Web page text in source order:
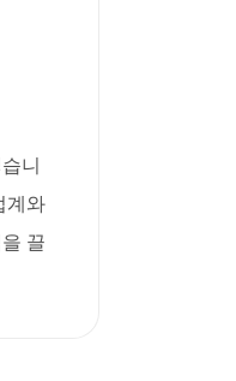
니
계와
끌